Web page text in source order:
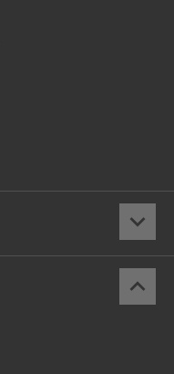
keyboard_arrow_down
keyboard_arrow_up